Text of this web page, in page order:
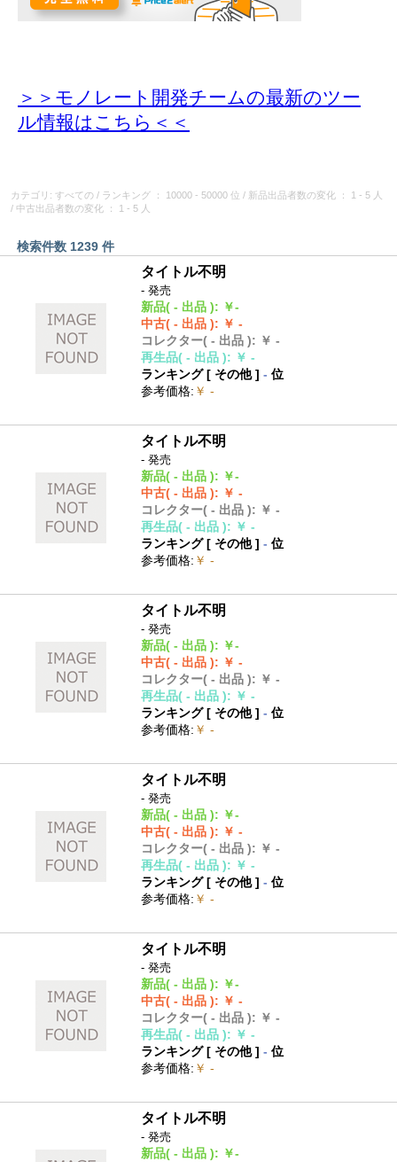
＞＞モノレート開発チームの最新のツー
ル情報はこちら＜＜
カテゴリ: すべての / ランキング ： 10000 - 50000 位 / 新品出品者数の変化
： 1 - 5 人
/ 中古出品者数の変化 ： 1 - 5 人
検索件数 1239 件
タイトル不明
- 発売
新品( - 出品 ): ￥-
中古( - 出品 ): ￥ -
コレクター( - 出品 ): ￥ -
再生品( - 出品 ): ￥ -
ランキング [ その他]- 位
参考価格: ￥ -
タイトル不明
- 発売
新品( - 出品 ): ￥-
中古( - 出品 ): ￥ -
コレクター( - 出品 ): ￥ -
再生品( - 出品 ): ￥ -
ランキング [ その他]- 位
参考価格: ￥ -
タイトル不明
- 発売
新品( - 出品 ): ￥-
中古( - 出品 ): ￥ -
コレクター( - 出品 ): ￥ -
再生品( - 出品 ): ￥ -
ランキング [ その他]- 位
参考価格: ￥ -
タイトル不明
- 発売
新品( - 出品 ): ￥-
中古( - 出品 ): ￥ -
コレクター( - 出品 ): ￥ -
再生品( - 出品 ): ￥ -
ランキング [ その他]- 位
参考価格: ￥ -
タイトル不明
- 発売
新品( - 出品 ): ￥-
中古( - 出品 ): ￥ -
コレクター( - 出品 ): ￥ -
再生品( - 出品 ): ￥ -
ランキング [ その他]- 位
参考価格: ￥ -
タイトル不明
- 発売
新品( - 出品 ): ￥-